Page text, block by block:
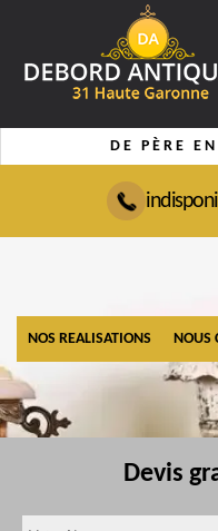
DE PÈRE
NOS REALISATIONS NOUS
Devis